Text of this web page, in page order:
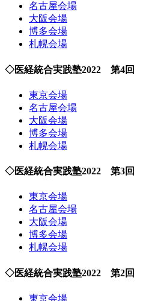
名古屋会場
大阪会場
博多会場
札幌会場
◇医経統合実践塾2022 第4回
東京会場
名古屋会場
大阪会場
博多会場
札幌会場
◇医経統合実践塾2022 第3回
東京会場
名古屋会場
大阪会場
博多会場
札幌会場
◇医経統合実践塾2022 第2回
東京会場